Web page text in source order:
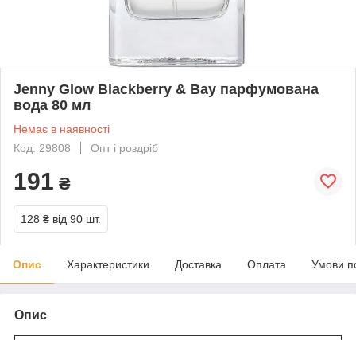
Jenny Glow Blackberry & Bay парфумована
вода 80 мл
Немає в наявності
Код: 29808
Опт і роздріб
191 ₴
128 ₴ від 90 шт.
Опис Характеристики Доставка Оплата Умови
Опис